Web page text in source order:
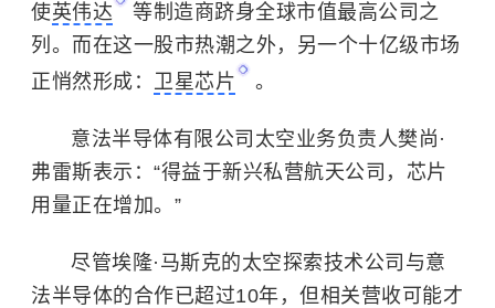
使英伟达
等制造商跻身全球市值最高公司之
列。而在这一股市热潮之外，另一个十亿级市场
正悄然形成： 卫星芯片 。
意法半导体有限公司太空业务负责人樊尚·
弗雷斯表示：“得益于新兴私营航天公司，芯片
用量正在增加。”
尽管埃隆·马斯克的太空探索技术公司 与意
法半导体的合作已超过10年，但相关营收可能才